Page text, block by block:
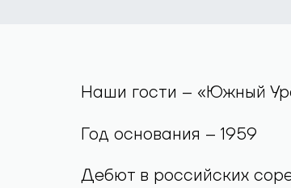
Наши гости – «Южный
Год основания – 1959
Дебют в российских